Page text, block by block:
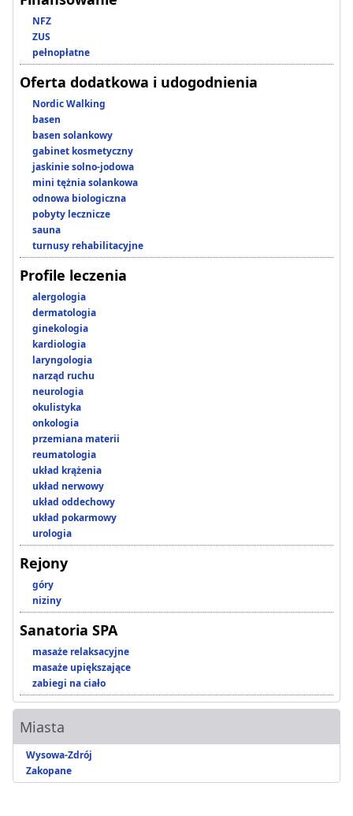
NFZ
ZUS
pełnopłatne
Oferta dodatkowa i udogodnienia
Nordic Walking
basen
basen solankowy
gabinet kosmetyczny
jaskinie solno-jodowa
mini tężnia solankowa
odnowa biologiczna
pobyty lecznicze
sauna
turnusy rehabilitacyjne
Profile leczenia
alergologia
dermatologia
ginekologia
kardiologia
laryngologia
narząd ruchu
neurologia
okulistyka
onkologia
przemiana materii
reumatologia
układ krążenia
układ nerwowy
układ oddechowy
układ pokarmowy
urologia
Rejony
góry
niziny
Sanatoria SPA
masaże relaksacyjne
masaże upiększające
zabiegi na ciało
Miasta
Wysowa-Zdrój
Zakopane